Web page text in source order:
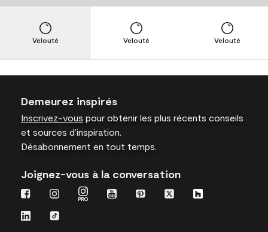
Velouté Velouté Velouté
Demeurez inspirés
Inscrivez-vous pour obtenir les plus récents conseils
et sources d’inspiration.
Désabonnement en tout temps.
Joignez-vous à la conversation